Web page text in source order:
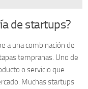
de startups?
a una combinación de
tempranas. Uno de
o servicio que
Muchas startups